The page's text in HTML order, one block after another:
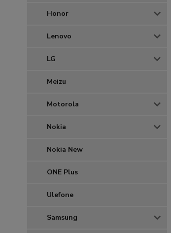
Honor
Lenovo
LG
Meizu
Motorola
Nokia
Nokia New
ONE Plus
Ulefone
Samsung